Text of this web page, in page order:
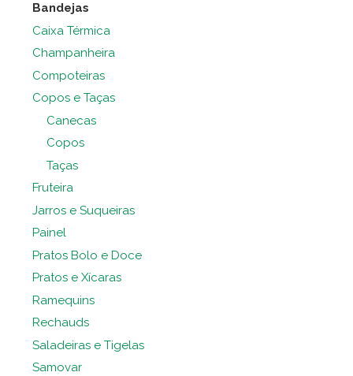
Bandejas
Caixa Térmica
Champanheira
Compoteiras
Copos e Taças
Canecas
Copos
Taças
Fruteira
Jarros e Suqueiras
Painel
Pratos Bolo e Doce
Pratos e Xícaras
Ramequins
Rechauds
Saladeiras e Tigelas
Samovar